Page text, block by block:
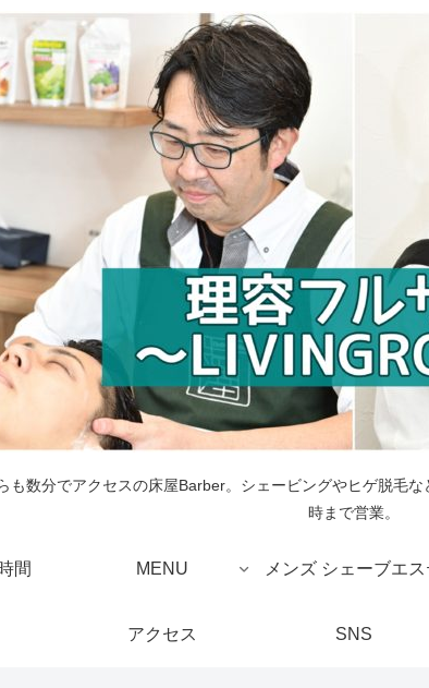
も数分でアクセスの床屋Barber。シェービングやヒゲ脱毛
時まで営業。
間 MENU メンズ シェーブエス
アクセス SNS